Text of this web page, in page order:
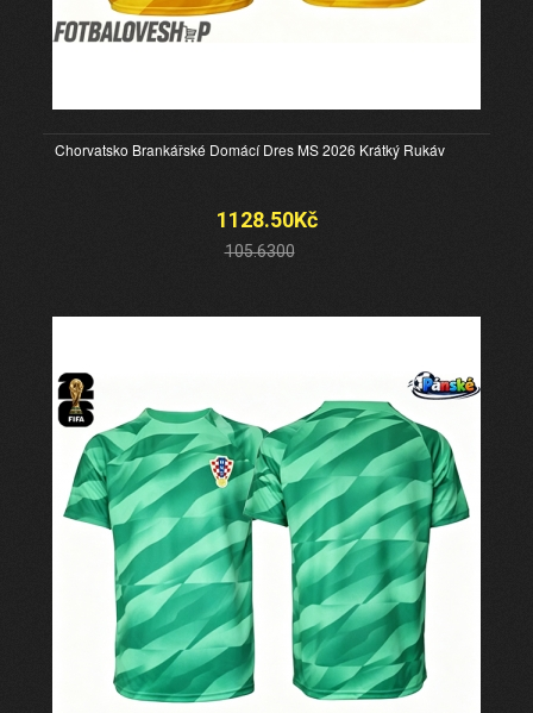
Chorvatsko Brankářské Domácí Dres MS 2026 Krátký Rukáv
1128.50Kč
105.6300